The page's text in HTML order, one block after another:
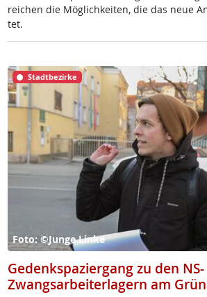
rei­chen die Mög­lich­kei­ten, die das neue
tet.
Stadtbezirke
Foto: ©Junge Linke
Gedenkspaziergang zu den NS-
Zwangsarbeiterlagern am